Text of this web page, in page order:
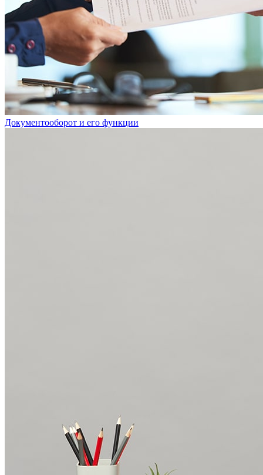
Документооборот и его функции